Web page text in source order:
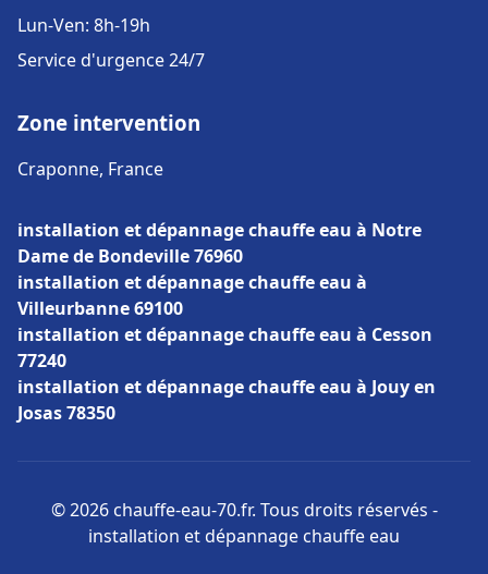
Lun-Ven: 8h-19h
Service d'urgence 24/7
Zone intervention
Craponne, France
installation et dépannage chauffe eau à Notre
Dame de Bondeville 76960
installation et dépannage chauffe eau à
Villeurbanne 69100
installation et dépannage chauffe eau à Cesson
77240
installation et dépannage chauffe eau à Jouy en
Josas 78350
© 2026 chauffe-eau-70.fr. Tous droits réservés -
installation et dépannage chauffe eau